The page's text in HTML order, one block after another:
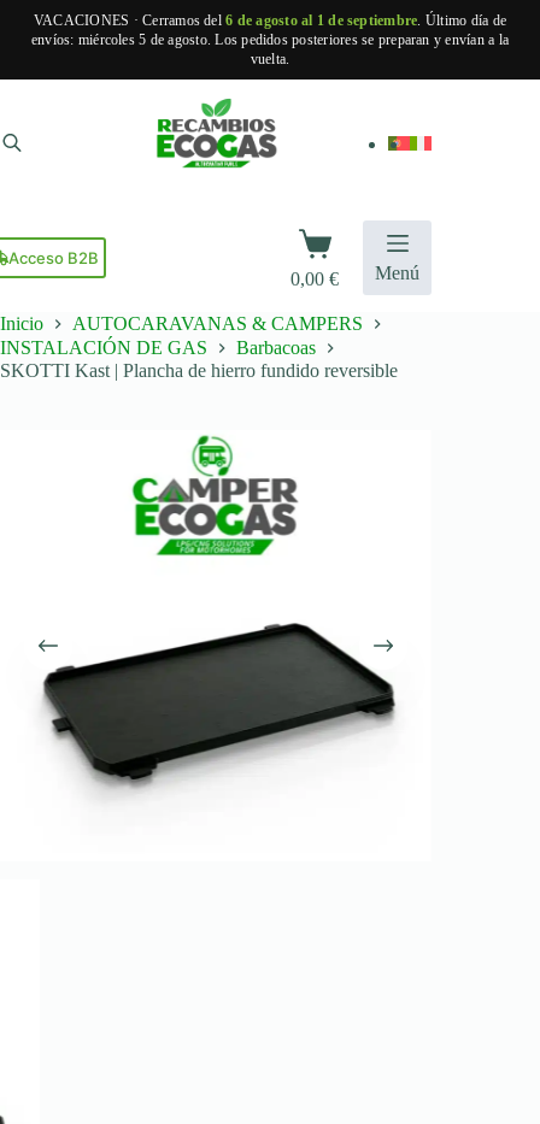
VACACIONES · Cerramos del6 de agosto al 1 de septiembre. Último día de
envíos: miércoles 5 de agosto. Los pedidos posteriores se preparan y envían a la
vuelta.
contenido
Acceso B2B
Carro
de
compra
0,00€ Menú
Inicio
AUTOCARAVANAS & CAMPERS
INSTALACIÓN DE GAS
Barbacoas
SKOTTI Kast | Plancha de hierro fundido reversible